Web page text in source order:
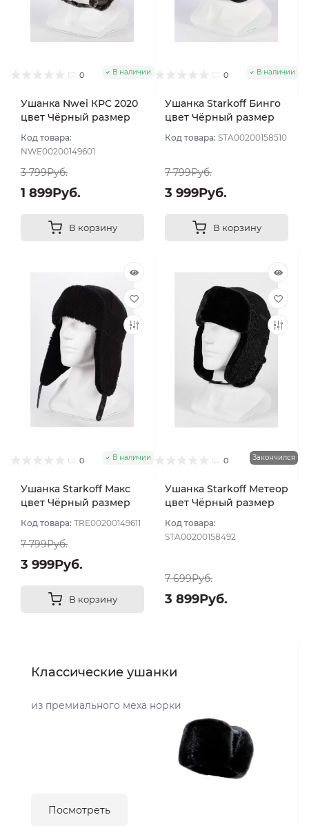
0 В наличии
Ушанка Nwei КРС 2020
цвет Чёрный размер
Код товара:
NWE00200149601
3 799Руб.
1 899Руб.
В корзину
0 В наличии
Ушанка Starkoff Бинго
цвет Чёрный размер
Код товара: STA00200158510
7 799Руб.
3 999Руб.
В корзину
0 В наличии
Ушанка Starkoff Макс
цвет Чёрный размер
Код товара: TRE00200149611
7 799Руб.
3 999Руб.
В корзину
0 Закончился
Ушанка Starkoff Метеор
цвет Чёрный размер
Код товара:
STA00200158492
7 699Руб.
3 899Руб.
Классические ушанки
из премиального меха норки
Посмотреть